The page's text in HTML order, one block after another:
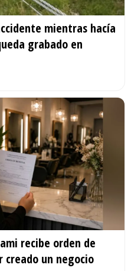
mientras hacía
grabado en
recibe orden de
creado un negocio